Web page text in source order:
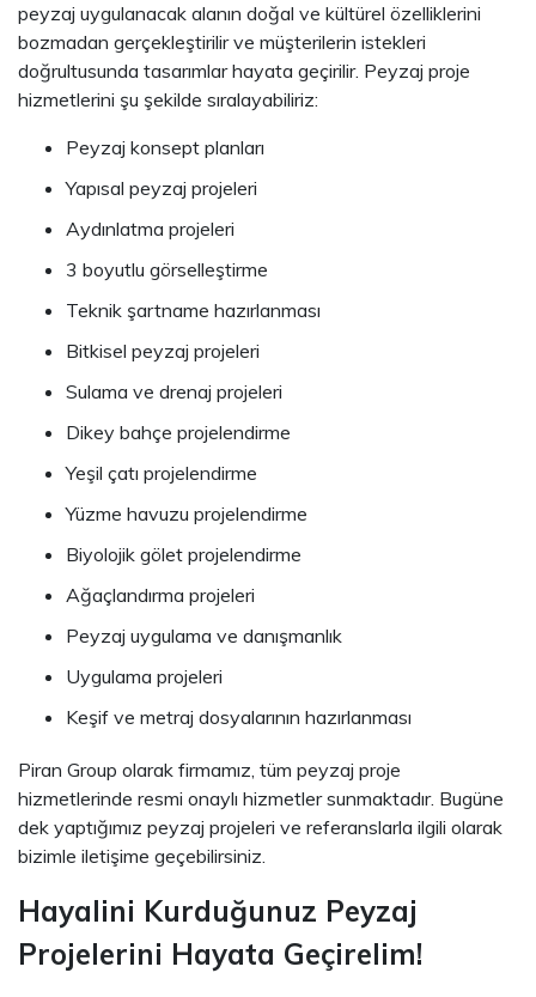
peyzaj uygulanacak alanın doğal ve kültürel özelliklerini
bozmadan gerçekleştirilir ve müşterilerin istekleri
doğrultusunda tasarımlar hayata geçirilir. Peyzaj proje
hizmetlerini şu şekilde sıralayabiliriz:
Peyzaj konsept planları
Yapısal peyzaj projeleri
Aydınlatma projeleri
3 boyutlu görselleştirme
Teknik şartname hazırlanması
Bitkisel peyzaj projeleri
Sulama ve drenaj projeleri
Dikey bahçe projelendirme
Yeşil çatı projelendirme
Yüzme havuzu projelendirme
Biyolojik gölet projelendirme
Ağaçlandırma projeleri
Peyzaj uygulama ve danışmanlık
Uygulama projeleri
Keşif ve metraj dosyalarının hazırlanması
Piran Group olarak firmamız, tüm peyzaj proje
hizmetlerinde resmi onaylı hizmetler sunmaktadır. Bugüne
dek yaptığımız peyzaj projeleri ve referanslarla ilgili olarak
bizimle iletişime geçebilirsiniz.
Hayalini Kurduğunuz Peyzaj
Projelerini Hayata Geçirelim!